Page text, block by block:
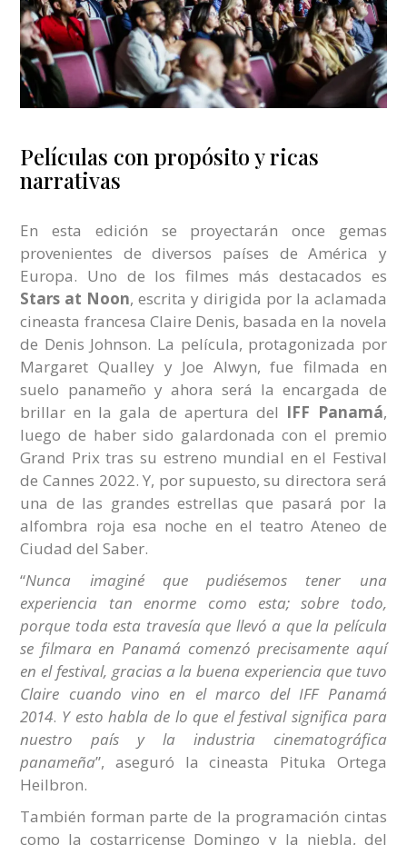
Películas con propósito y ricas
narrativas
En esta edición se proyectarán once gemas
provenientes de diversos países de América y
Europa. Uno de los filmes más destacados es
Stars at Noon, escrita y dirigida por la aclamada
cineasta francesa Claire Denis, basada en la novela
de Denis Johnson. La película, protagonizada por
Margaret Qualley y Joe Alwyn, fue filmada en
suelo panameño y ahora será la encargada de
brillar en la gala de apertura del IFF Panamá,
luego de haber sido galardonada con el premio
Grand Prix tras su estreno mundial en el Festival
de Cannes 2022. Y, por supuesto, su directora será
una de las grandes estrellas que pasará por la
alfombra roja esa noche en el teatro Ateneo de
Ciudad del Saber.
“Nunca imaginé que pudiésemos tener una
experiencia tan enorme como esta; sobre todo,
porque toda esta travesía que llevó a que la película
se filmara en Panamá comenzó precisamente aquí
en el festival, gracias a la buena experiencia que tuvo
Claire cuando vino en el marco del IFF Panamá
2014. Y esto habla de lo que el festival significa para
nuestro país y la industria cinematográfica
panameña”, aseguró la cineasta Pituka Ortega
Heilbron.
También forman parte de la programación cintas
como la costarricense Domingo y la niebla, del